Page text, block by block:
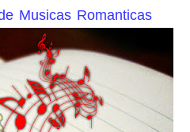
Musicas Romanticas